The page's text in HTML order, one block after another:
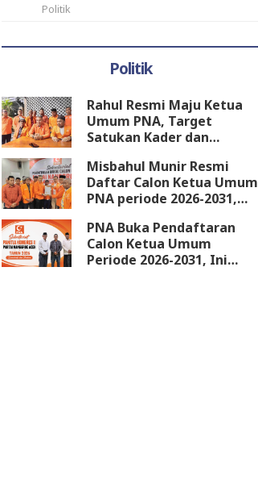
Politik
Politik
Rahul Resmi Maju Ketua
Umum PNA, Target
Satukan Kader dan
Partai
Misbahul Munir Resmi
Daftar Calon Ketua Umum
PNA periode 2026-2031,
DPW
PNA Buka Pendaftaran
Calon Ketua Umum
Periode 2026-2031, Ini